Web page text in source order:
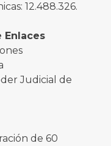
12.488.326.
Enlaces
Judicial de
de 60